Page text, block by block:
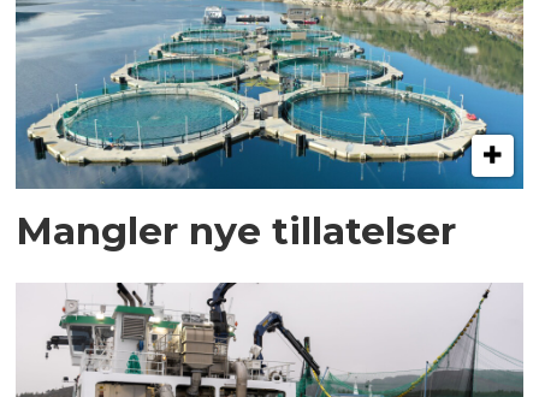
Mangler nye tillatelser